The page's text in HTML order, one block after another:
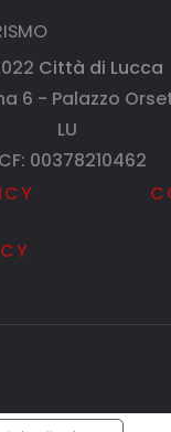
Città di Lucca
6 - Palazzo
LU
00378210462